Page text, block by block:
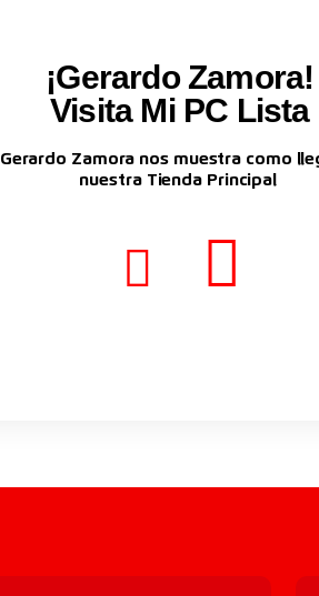
¡Gerardo Zamora!
Visita Mi PC Lista
Gerardo Zamora nos muestra como
nuestra Tienda Principal